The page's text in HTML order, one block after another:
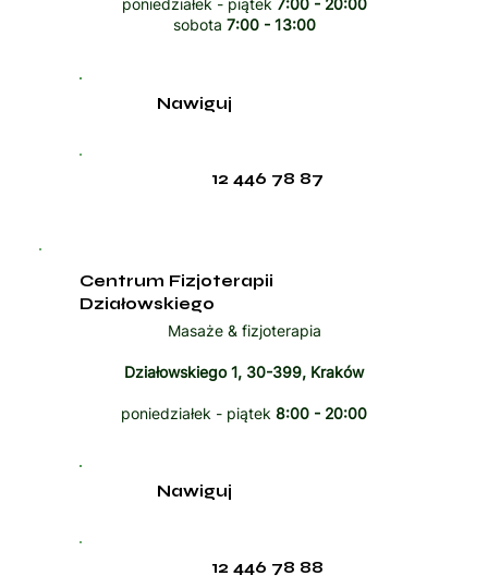
poniedziałek - piątek 7:00 - 20:00
sobota 7:00 - 13:00
12 446 78 87
Nawiguj
Centrum Fizjoterapii
Działowskiego
Masaże & fizjoterapia
Działowskiego 1, 30-399, Kraków
poniedziałek - piątek 8:00 - 20:00
12 446 78 88
Nawiguj